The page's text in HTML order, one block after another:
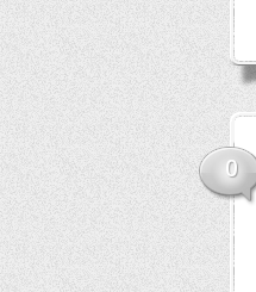
0